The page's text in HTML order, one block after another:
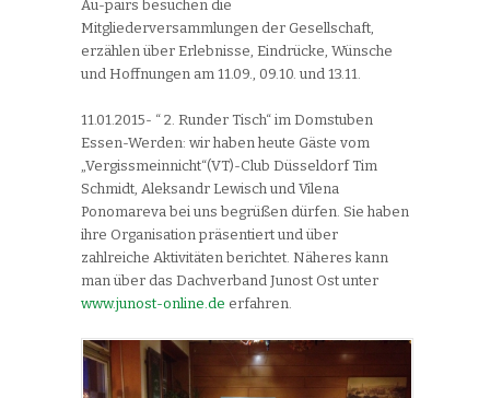
Au-pairs besuchen die
Mitgliederversammlungen der Gesellschaft,
erzählen über Erlebnisse, Eindrücke, Wünsche
und Hoffnungen am 11.09., 09.10. und 13.11.
11.01.2015- “ 2. Runder Tisch“ im Domstuben
Essen-Werden: wir haben heute Gäste vom
„Vergissmeinnicht“(VT)-Club Düsseldorf Tim
Schmidt, Aleksandr Lewisch und Vilena
Ponomareva bei uns begrüßen dürfen. Sie haben
ihre Organisation präsentiert und über
zahlreiche Aktivitäten berichtet. Näheres kann
man über das Dachverband Junost Ost unter
www.junost-online.de erfahren.